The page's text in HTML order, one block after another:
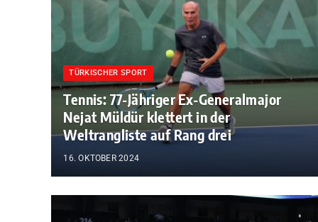
TÜRKISCHER SPORT
Tennis: 77-Jähriger Ex-Generalmajor
Nejat Müldür klettert in der
Weltrangliste auf Rang drei
16. OKTOBER 2024